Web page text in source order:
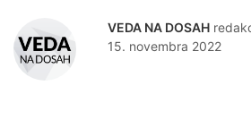
VEDA NA DOSAH
15. novembra 2022